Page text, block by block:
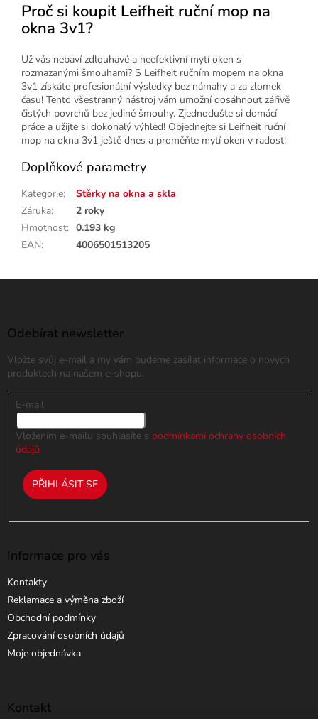
Proč si koupit Leifheit ruční mop na
okna 3v1?
Už vás nebaví zdlouhavé a neefektivní mytí oken s
rozmazanými šmouhami? S Leifheit ručním mopem na okna
3v1 získáte profesionální výsledky bez námahy a za zlomek
času! Tento všestranný nástroj vám umožní dosáhnout zářivě
čistých povrchů bez jediné šmouhy. Zjednodušte si domácí
práce a užijte si dokonalý výhled! Objednejte si Leifheit ruční
mop na okna 3v1 ještě dnes a proměňte mytí oken v radost!
Doplňkové parametry
Kategorie:
Stěrky na okna a skla
Záruka:
2 roky
Hmotnost: 0.193 kg
EAN: 4006501513205
Odebírat newsletter
Vložte svůj e-mail a my vám budeme zasílat informace o nových
produktech na našem e-shopu.
E-mail
Vložením e-mailu souhlasíte s podmínkami ochrany osobních
údajů
PŘIHLÁSIT SE
Informace pro vás
Kontakty
Reklamace a výměna zboží
Obchodní podmínky
Zpracování osobních údajů
Moje objednávka
Kontakt